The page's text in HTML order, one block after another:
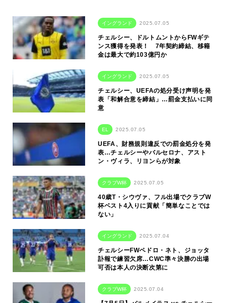
イングランド 2025.07.05
チェルシー、ドルトムントからFWギテ
ンス獲得を発表！ 7年契約締結、移籍
金は最大で約103億円か
イングランド 2025.07.05
チェルシー、UEFAの処分受け声明を発
表「和解合意を締結」…罰金支払いに同
意
EL 2025.07.05
UEFA、財務規則違反での罰金処分を発
表…チェルシーやバルセロナ、アスト
ン・ヴィラ、リヨンらが対象
クラブW杯 2025.07.05
40歳T・シウヴァ、フル出場でクラブW
杯ベスト4入りに貢献「簡単なことでは
ない」
イングランド 2025.07.04
チェルシーFWペドロ・ネト、ジョッタ
訃報で練習欠席…CWC準々決勝の出場
可否は本人の決断次第に
クラブW杯 2025.07.04